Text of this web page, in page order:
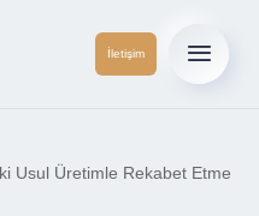
İletişim
Usul Üretimle Rekabet Etme